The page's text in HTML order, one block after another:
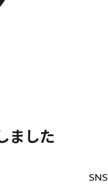
サイト
ました